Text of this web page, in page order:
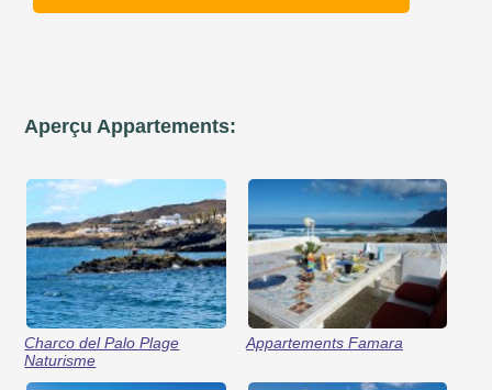
Aperçu Appartements:
Charco del Palo Plage
Naturisme
Appartements Famara